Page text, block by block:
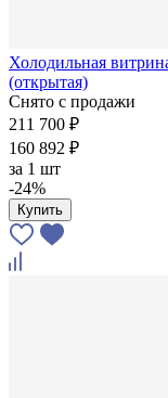
Холодильная
(открытая)
Снято с продажи
211 700 ₽
160 892 ₽
за 1 шт
-24%
Купить